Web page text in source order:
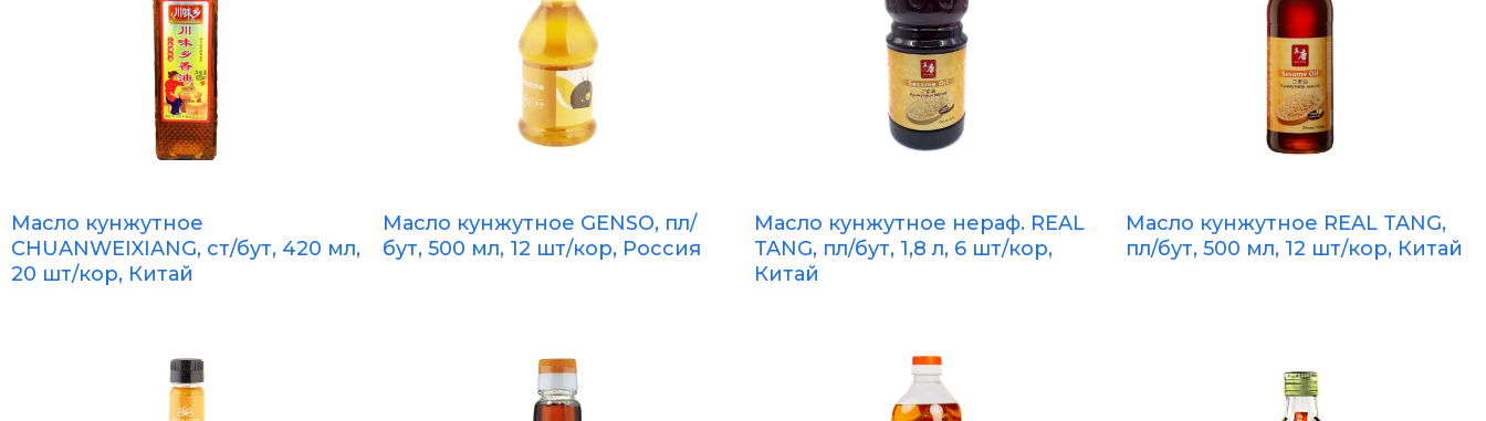
Масло кунжутное
CHUANWEIXIANG, ст/бут, 420 мл,
20 шт/кор, Китай
Масло кунжутное GENSO, пл/
бут, 500 мл, 12 шт/кор, Россия
Масло кунжутное нераф. REAL
TANG, пл/бут, 1,8 л, 6 шт/кор,
Китай
Масло кунжутное REAL TANG,
пл/бут, 500 мл, 12 шт/кор, Китай